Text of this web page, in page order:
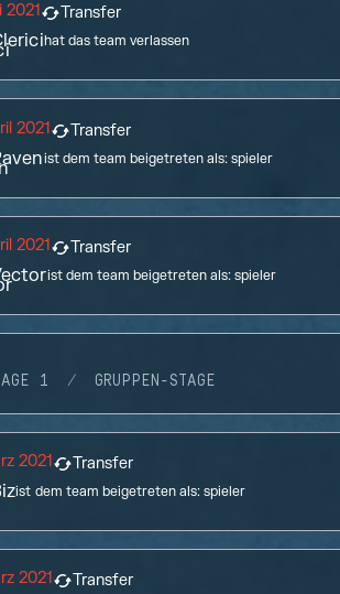
2021 Transfer
hat das team verlassen
2021 Transfer
ist dem team beigetreten als:spieler
2021 Transfer
ist dem team beigetreten als:spieler
1 GRUPPEN-STAGE
2021 Transfer
ist dem team beigetreten als:spieler
2021 Transfer